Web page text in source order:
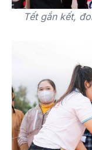
Tết gắn kết,